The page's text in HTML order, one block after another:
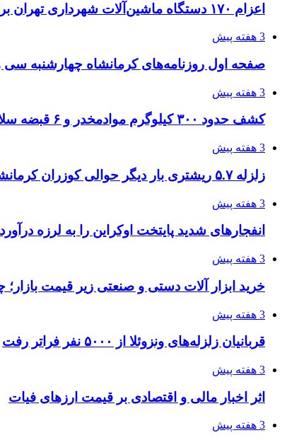
اعزام ۱۷۰ دستگاه ماشین‌آلات شهرداری تهران برای مراسم اربعین
3 هفته پیش
صفحه اول روزنامه‌های کرمانشاه چهارشنبه سی
3 هفته پیش
کشف حدود ۳۰۰ کیلوگرم موادمخدر و ۶ قبضه سلاح در سیستان و بلوچستان
3 هفته پیش
زلزله ۵.۷ ریشتری بار دیگر حوالی کوزران کرمانشاه را لرزاند
3 هفته پیش
انفجارهای شدید پایتخت اوکراین را به لرزه درآورد
3 هفته پیش
خرید ابزار آلات دستی و صنعتی زیر قیمت بازار؛
3 هفته پیش
قربانیان زلزله‌های ونزوئلا از ۵۰۰۰ نفر فراتر رفت
3 هفته پیش
اثر اخبار مالی و اقتصادی بر قیمت ارزهای فیات
3 هفته پیش